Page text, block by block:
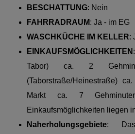
BESCHATTUNG: Nein
FAHRRADRAUM: Ja - im EG
WASCHKÜCHE IM KELLER:
EINKAUFSMÖGLICHKEITEN
Tabor) ca. 2
(Taborstraße/Heinestraße)
Markt ca. 7
Einkaufsmöglichkeiten liegen
Naherholungsgebiete: